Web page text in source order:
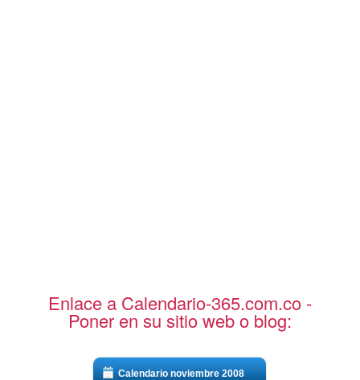
Enlace a Calendario-365.com.co -
Poner en su sitio web o blog:
Calendario noviembre 2008